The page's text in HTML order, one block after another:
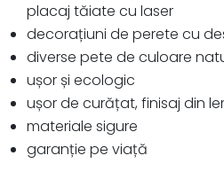
placaj tăiate cu laser
decorațiuni de perete cu
diverse pete de culoare
ușor și ecologic
ușor de curățat, finisaj din
materiale sigure
garanție pe viață